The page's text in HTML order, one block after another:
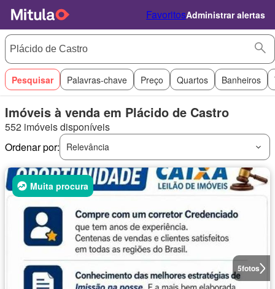
FavoritosAdministrar alertas
Pesquisar Palavras-chave Preço Quartos Banheiros
Imóveis à venda em Plácido de Castro
552 imóveis disponíveis
Ordenar por:
Relevância
5fotos
Muita procura